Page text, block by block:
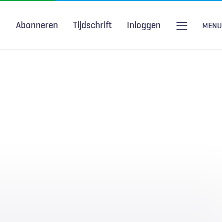
Abonneren Tijdschrift Inloggen MENU